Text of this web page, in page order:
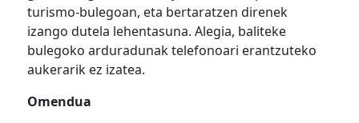
turismo-bulegoan, eta bertaratzen direnek
izango dutela lehentasuna. Alegia, baliteke
bulegoko arduradunak telefonoari erantzuteko
aukerarik ez izatea.
Omendua